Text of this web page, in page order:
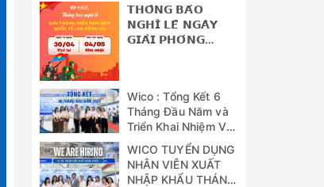
𝗧𝗛𝗢̂𝗡𝗚 𝗕𝗔́𝗢
𝗡𝗚𝗛𝗜̉ 𝗟𝗘̂̃ 𝗡𝗚𝗔̀𝗬
𝗚𝗜𝗔̉𝗜 𝗣𝗛𝗢́𝗡𝗚
(𝟭/𝟱)
Wico : Tổng Kết 6
Tháng Đầu Năm và
Triển Khai Nhiệm Vụ
Công Tác 6 Tháng
Cuối Năm 2024
WICO TUYỂN DỤNG
NHÂN VIÊN XUẤT
NHẬP KHẨU THÁNG